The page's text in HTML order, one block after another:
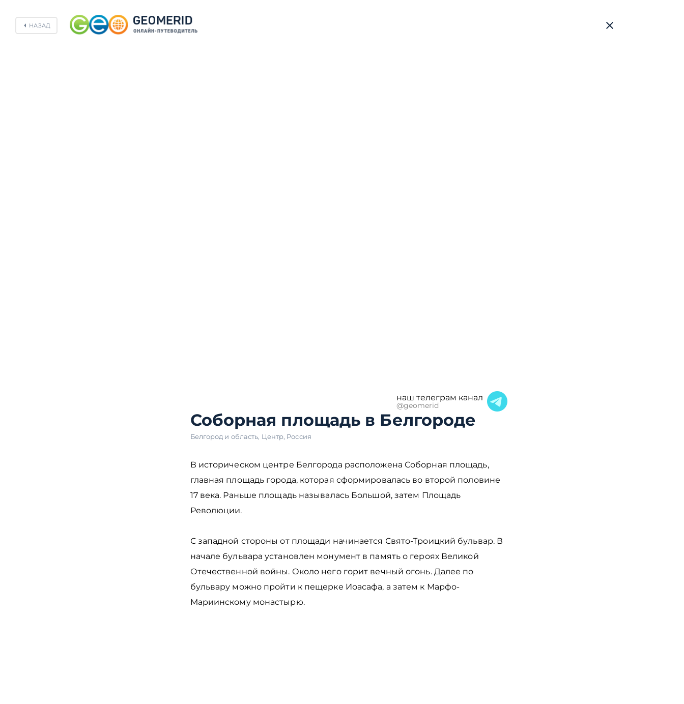
НАЗАД
наш телеграм канал
@geomerid
Соборная площадь в Белгороде
Белгород и область, Центр, Россия
В историческом центре Белгорода расположена Соборная площадь,
главная площадь города, которая сформировалась во второй половине
17 века. Раньше площадь называлась Большой, затем Площадь
Революции.
С западной стороны от площади начинается Свято-Троицкий бульвар. В
начале бульвара установлен монумент в память о героях Великой
Отечественной войны. Около него горит вечный огонь. Далее по
бульвару можно пройти к пещерке Иоасафа, а затем к Марфо-
Мариинскому монастырю.